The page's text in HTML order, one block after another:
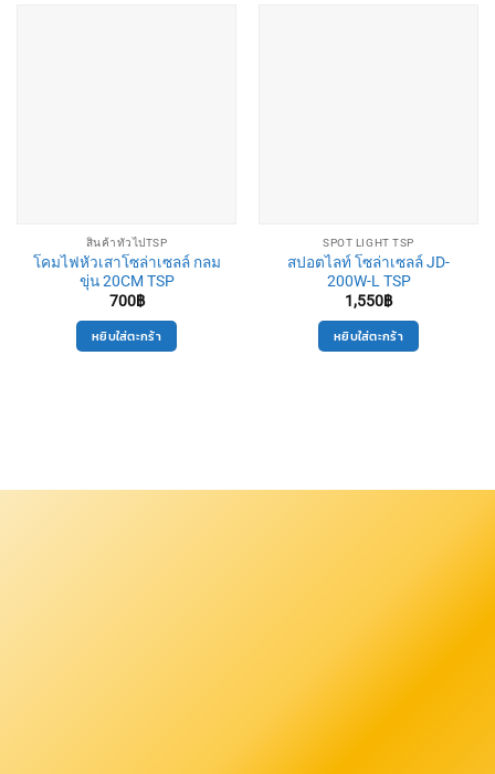
สินค้าทั่วไปTSP
โคมไฟหัวเสาโซล่าเซลล์ กลม
ขุ่น 20CM TSP
700฿
หยิบใส่ตะกร้า
SPOT LIGHT TSP
สปอตไลท์ โซล่าเซลล์ JD-
200W-L TSP
1,550฿
หยิบใส่ตะกร้า